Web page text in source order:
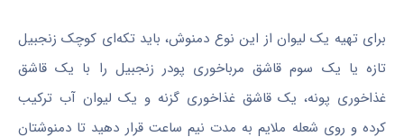
برای تهیه یک لیوان از این نوع دمنوش، باید تکه‌ای کوچک زنجبیل
تازه یا یک سوم قاشق مرباخوری پودر زنجبیل را با یک قاشق
غذاخوری پونه، یک قاشق غذاخوری گزنه و یک لیوان آب ترکیب
کرده و روی شعله ملایم به مدت نیم ساعت قرار دهید تا دمنوشتان